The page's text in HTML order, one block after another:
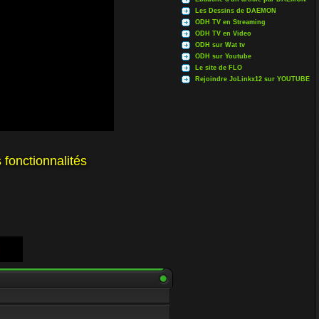
fonctionnalités
Les Dessins de DAEMON
ODH TV en Streaming
ODH TV en Video
ODH sur Wat tv
ODH sur Youtube
Le site de FLO
Rejoindre JoLinkx12 sur YOUTUBE